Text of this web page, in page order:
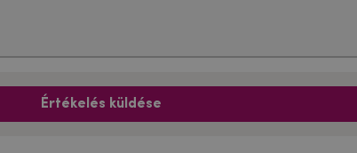
Értékelés küldése